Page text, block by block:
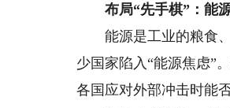
布局“先手棋”：能源
能源是工业的粮食、
少国家陷入“能源焦虑”
各国应对外部冲击时能